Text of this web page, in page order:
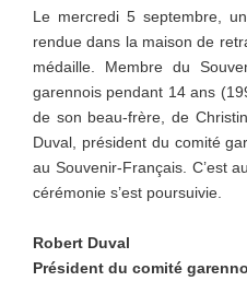
Le mercredi 5 septembre,
rendue dans la maison de
médaille. Membre du
garennois pendant 14 ans
de son beau-frère, de
Duval, président du comité
au Souvenir-Français. C’est
cérémonie s’est poursuivie.
Robert Duval
Président du comité